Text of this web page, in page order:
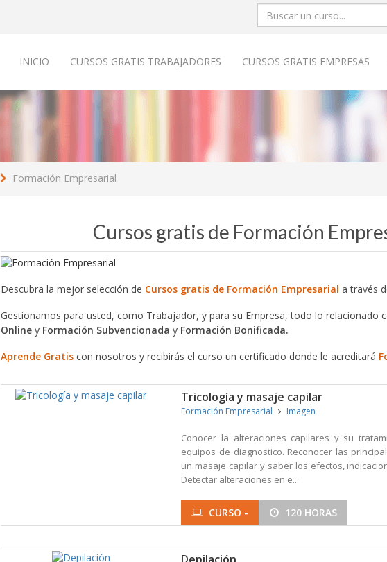
INICIO CURSOS GRATIS TRABAJADORES CURSOS GRATIS EMPRESAS
Formación Empresarial
Cursos gratis de Formación
Descubra la mejor selección de Cursos gratis de Formación Empresarial a través
Gestionamos para usted, como Trabajador, y para su Empresa, todo lo relacionado
Online y Formación Subvencionada y Formación Bonificada.
Aprende Gratis con nosotros y recibirás el curso un certificado donde le acreditará
Tricología y masaje capilar
Formación Empresarial Imagen
Conocer la alteraciones capilares y su
equipos de diagnostico. Reconocer las
un masaje capilar y saber los efectos,
Detectar alteraciones en e...
CURSO - 120 HORAS